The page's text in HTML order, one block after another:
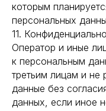
которым
персональных
11.
Оператор и иные
к персональным
третьим лицам и не
данные без
данных, если иное